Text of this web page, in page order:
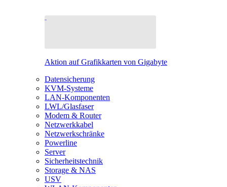
Aktion auf Grafikkarten von Gigabyte
Datensicherung
KVM-Systeme
LAN-Komponenten
LWL/Glasfaser
Modem & Router
Netzwerkkabel
Netzwerkschränke
Powerline
Server
Sicherheitstechnik
Storage & NAS
USV